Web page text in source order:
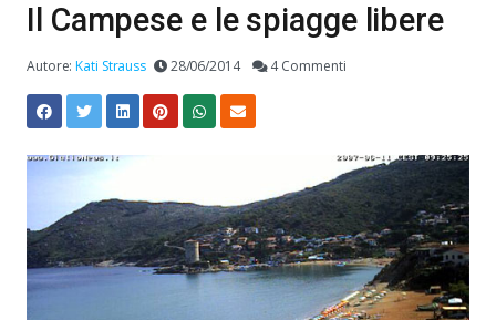
Il Campese e le spiagge libere
Autore:Kati Strauss 28/06/2014 4 Commenti